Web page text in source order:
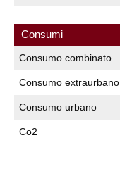
Consumi
Consumo combinato
Consumo extraurbano
Consumo urbano
Co2